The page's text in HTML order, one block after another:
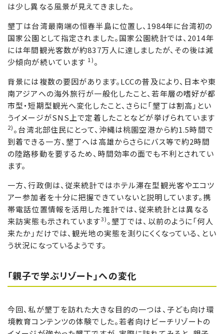
は少し異なる風景が見えてきました。
墾丁は台湾最南端の恒春半島に位置し、1984年に台湾初の
国家公園として指定されました。国家公園統計では、2014年
には年間観光客数が約837万人に達しましたが、その後は減
少傾向が続いています 1)。
背景には複数の要因があります。LCCの普及により、日本や東
南アジアへの海外旅行が一般化したこと、若年層の嗜好が都
市型・短期型観光へ変化したこと、さらに「墾丁は割高」とい
うイメージがSNS上で定着したことなどが挙げられています
2)。台湾北部住民にとって、沖縄は桃園空港から約1.5時間で
到着できる一方、墾丁へは高雄からさらにバス等で約2時間
の陸路移動を要するため、時間効率の面でも不利とされてい
ます。
一方、行政側は、従来統計ではホテル滞在型観光客やエコツ
アー参加者を十分に把握できていないと説明しています。携
帯電話位置情報を活用した推計では、従来統計とは異なる
来訪実態も示されています3)。墾丁では、以前のように「何人
来たか」だけでは、観光地の実態を測りにくくなっている、とい
う状況になっているようです。
「親子で学ぶリゾート」への変化
今回、私が墾丁を訪れた大きな目的の一つは、子ども向け環
境教育コンテンツの体験でした。若者向けビーチリゾートの